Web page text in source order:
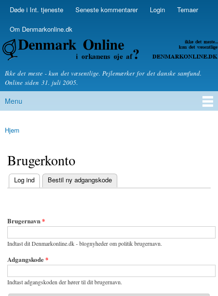
Skip to
Secondary menu
Døde i Int. tjeneste Seneste kommentarer Login Temaer
Om Denmarkonline.dk
Denmarkonline.dk - blognyheder om politik
Ikke det meste - kun det væsentlige. Pejlemærker for det danske samfund.
Online siden 31. juli 2005.
Main menu
Menu
You are here
Hjem
Brugerkonto
Primary tabs
Log ind
(active tab) Bestil ny adgangskode
Brugernavn*
Indtast dit Denmarkonline.dk - blognyheder om politik brugernavn.
Adgangskode*
Indtast adgangskoden der hører til dit brugernavn.